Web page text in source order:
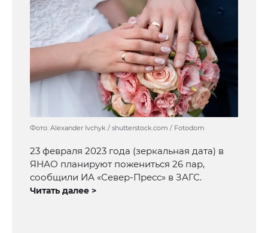
Фото: Alexander Ivchyk / shutterstock.com / Fotodom
23 февраля 2023 года (зеркальная дата) в
ЯНАО планируют пожениться 26 пар,
сообщили ИА «Север-Пресс» в ЗАГС.
Читать далее >